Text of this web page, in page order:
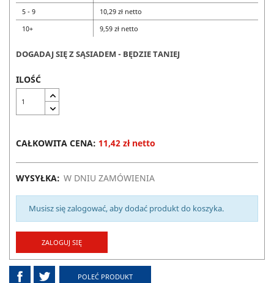
5 - 9
10,29 zł netto
10+
9,59 zł netto
DOGADAJ SIĘ Z SĄSIADEM - BĘDZIE TANIEJ
ILOŚĆ
CAŁKOWITA CENA: 11,42 zł netto
WYSYŁKA: W DNIU ZAMÓWIENIA
Musisz się zalogować, aby dodać produkt do koszyka.
ZALOGUJ SIĘ
POLEĆ PRODUKT